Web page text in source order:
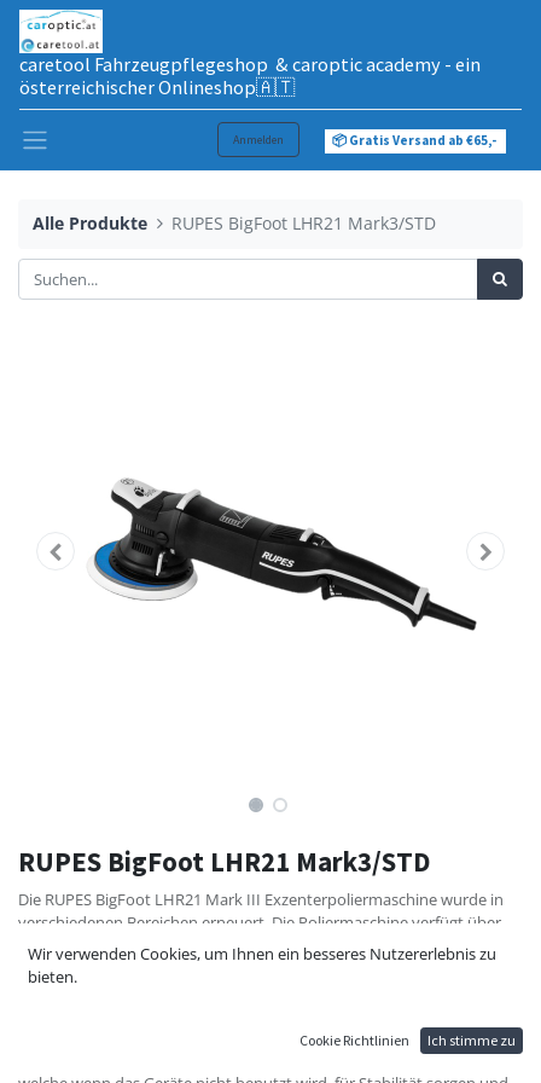
caretool Fahrzeugpflegeshop & caroptic academy - ein
österreichischer Onlineshop🇦🇹
Anmelden 📦 Gratis Versand ab €65,-
Alle Produkte RUPES BigFoot LHR21 Mark3/STD
RUPES BigFoot LHR21 Mark3/STD
Die RUPES BigFoot LHR21 Mark III Exzenterpoliermaschine wurde in
verschiedenen Bereichen erneuert. Die Poliermaschine verfügt über
verschiedene neue Funktionen, ein neues Design, mehr Ergonomie
und eine höhere Geschwindigkeit. Der gummierte Frontgriff bietet
mit gummierter Oberfläche, gibt besseren Halt während der
Polierarbeit. Am Gerät selbst befinden sich zwei Werkzeugauflagen,
Wir verwenden Cookies, um Ihnen ein besseres Nutzererlebnis zu
bieten.
Cookie Richtlinien Ich stimme zu